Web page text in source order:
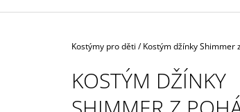
Domů
Kostýmy pro děti / Kostým džínky Shimmer
KOSTÝM DŽÍNKY
KOSTÝM ČERNÝ KOCOUR -
BERUŠKA A ČERNÝ KOCOUR
539 Kč